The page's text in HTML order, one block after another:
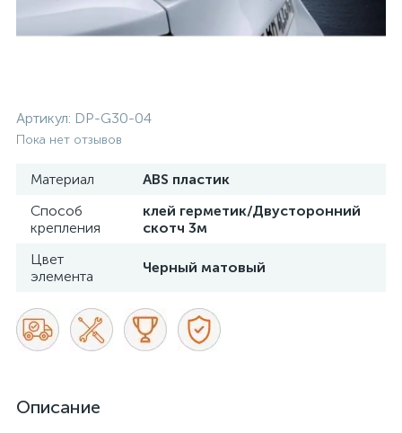
Артикул: DP-G30-04
Пока нет отзывов
Материал
ABS пластик
Способ
крепления
клей герметик/Двусторонний
скотч 3м
Цвет
элемента
Черный матовый
Описание